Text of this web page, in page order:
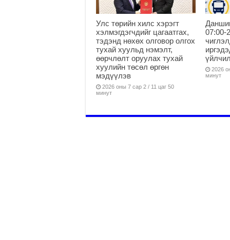
Улс төрийн хилс хэрэгт
хэлмэгдэгчдийг цагаатгах,
тэдэнд нөхөх олговор олгох
тухай хуульд нэмэлт,
өөрчлөлт оруулах тухай
хуулийн төсөл өргөн
мэдүүлэв
2026 оны 7 сар 2 / 11 цаг 50
минут
07:00-
2026
минут